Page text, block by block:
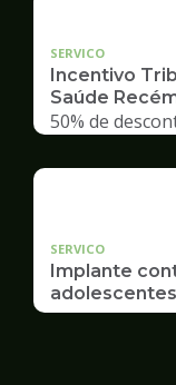
SERVICO
Incentivo
Saúde
50% de
SERVICO
Implante
adolescentes